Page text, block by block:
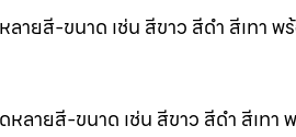
ายสี-ขนาด เช่น สีขาว สีดำ สีเทา
ลายสี-ขนาด เช่น สีขาว สีดำ สีเทา